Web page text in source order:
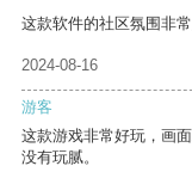
这款软件的社区氛围非
2024-08-16
游客
这款游戏非常好玩，画
没有玩腻。